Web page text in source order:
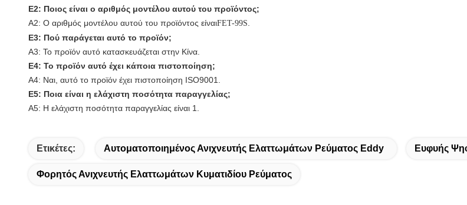
Ε2: Ποιος είναι ο αριθμός μοντέλου αυτού του προϊόντος;
Α2: Ο αριθμός μοντέλου αυτού του προϊόντος είναιFET-99S
Ε3: Πού παράγεται αυτό το προϊόν;
Α3: Το προϊόν αυτό κατασκευάζεται στην Κίνα.
Ε4: Το προϊόν αυτό έχει κάποια πιστοποίηση;
Α4: Ναι, αυτό το προϊόν έχει πιστοποίηση ISO9001.
Ε5: Ποια είναι η ελάχιστη ποσότητα παραγγελίας;
Α5: Η ελάχιστη ποσότητα παραγγελίας είναι 1.
Ετικέτες: Αυτοματοποιημένος Ανιχνευτής Ελαττωμάτων Ρεύματος Eddy Ευφυής
Φορητός Ανιχνευτής Ελαττωμάτων Κυματιδίου Ρεύματος